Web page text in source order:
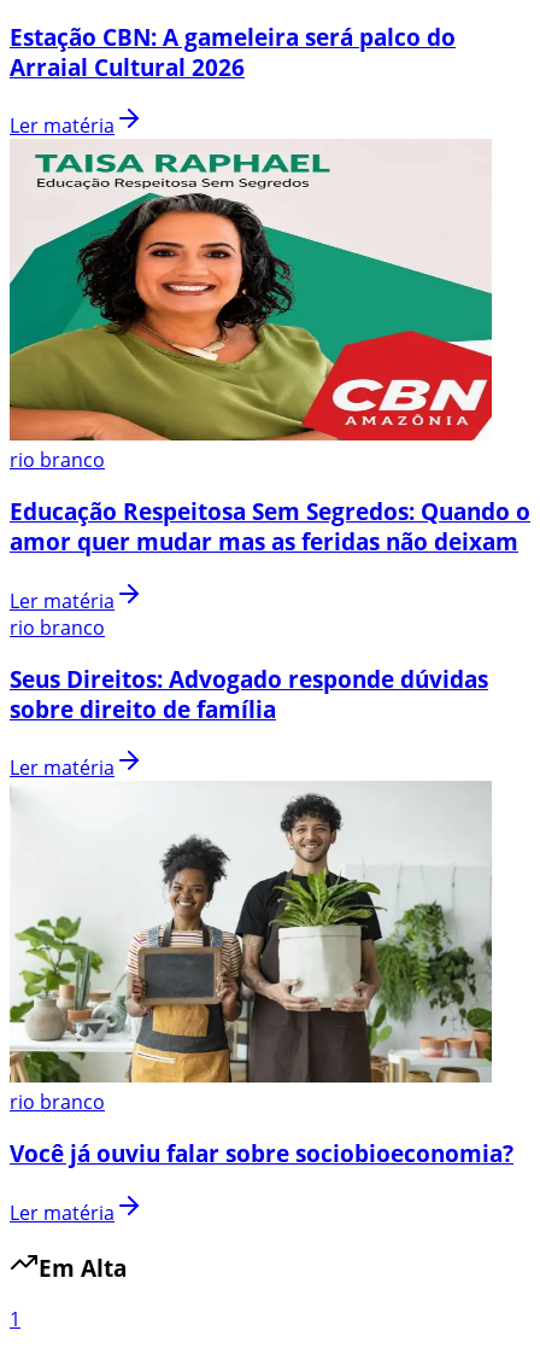
Estação CBN: A gameleira será palco do
Arraial Cultural 2026
Ler matéria
rio branco
Educação Respeitosa Sem Segredos: Quando o
amor quer mudar mas as feridas não deixam
Ler matéria
rio branco
Seus Direitos: Advogado responde dúvidas
sobre direito de família
Ler matéria
rio branco
Você já ouviu falar sobre sociobioeconomia?
Ler matéria
Em Alta
1